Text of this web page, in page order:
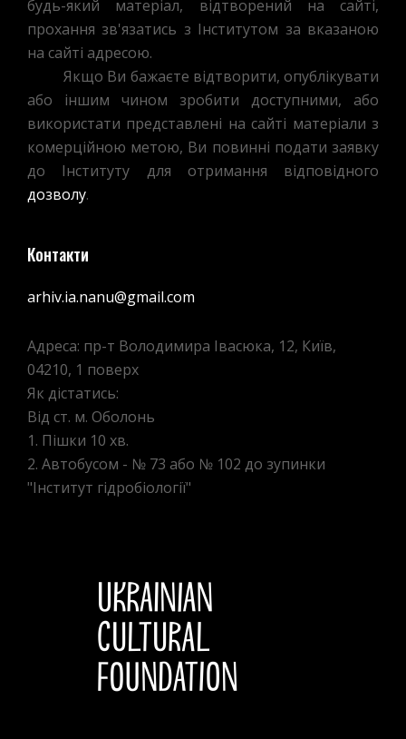
будь-який матеріал, відтворений на сайті,
прохання зв'язатись з Інститутом за вказаною
на сайті адресою.
Якщо Ви бажаєте відтворити, опублікувати
або іншим чином зробити доступними, або
використати представлені на сайті матеріали з
комерційною метою, Ви повинні подати заявку
до Інституту для отримання відповідного
дозволу.
Контакти
arhiv.ia.nanu@gmail.com
Адреса: пр-т Володимира Івасюка, 12, Київ,
04210, 1 поверх
Як дістатись:
Від ст. м. Оболонь
1. Пішки 10 хв.
2. Автобусом - № 73 або № 102 до зупинки
"Інститут гідробіології"